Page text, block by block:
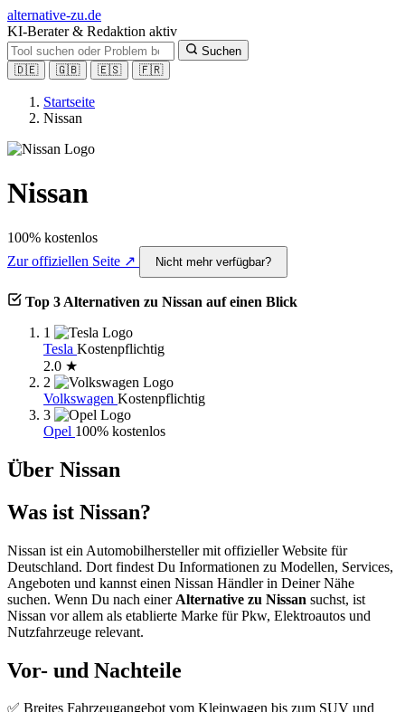
alternative-zu.de
KI-Berater & Redaktion aktiv
Suchen
🇩🇪
🇬🇧 🇪🇸 🇫🇷
Startseite
Nissan
Nissan
100% kostenlos
Zur offiziellen Seite ↗
Nicht mehr verfügbar?
Top 3 Alternativen zu Nissan auf einen Blick
1
Tesla Kostenpflichtig
2.0 ★
2
Volkswagen Kostenpflichtig
3
Opel 100% kostenlos
Über Nissan
Was ist Nissan?
Nissan ist ein Automobilhersteller mit offizieller Website für
Deutschland. Dort findest Du Informationen zu Modellen, Services,
Angeboten und kannst einen Nissan Händler in Deiner Nähe
suchen. Wenn Du nach einer Alternative zu Nissan suchst, ist
Nissan vor allem als etablierte Marke für Pkw, Elektroautos und
Nutzfahrzeuge relevant.
Vor- und Nachteile
✅ Breites Fahrzeugangebot vom Kleinwagen bis zum SUV und